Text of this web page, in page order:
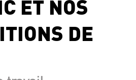
ET NOS
DE